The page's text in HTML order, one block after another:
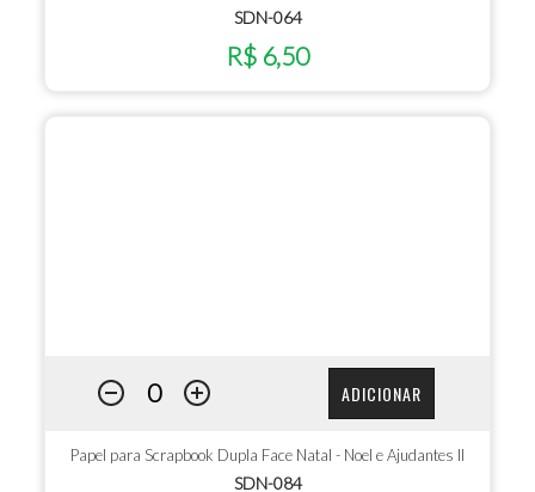
SDN-064
R$ 6,50
ADICIONAR
Papel para Scrapbook Dupla Face Natal - Noel e Ajudantes II
SDN-084